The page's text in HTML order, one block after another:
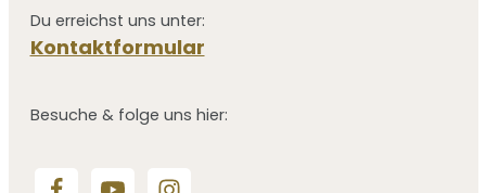
Du erreichst uns unter:
Kontaktformular
Besuche & folge uns hier: